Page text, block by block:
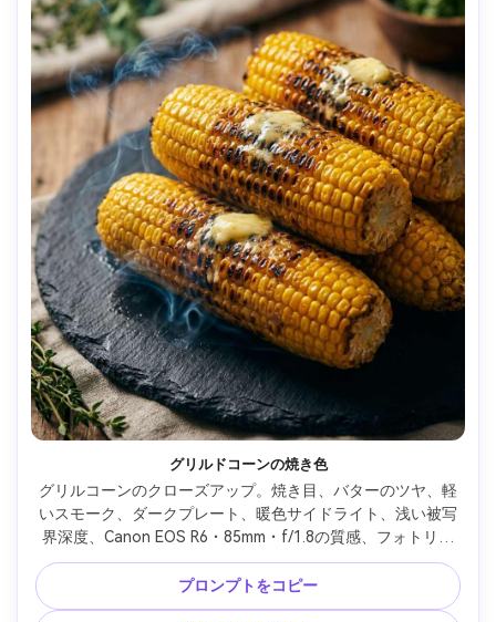
グリルドコーンの焼き色
グリルコーンのクローズアップ。焼き目、バターのツヤ、軽
いスモーク、ダークプレート、暖色サイドライト、浅い被写
界深度、Canon EOS R6・85mm・f/1.8の質感、フォトリア
ルで食欲をそそるカラーグレーディング --ar 4:5
プロンプトをコピー